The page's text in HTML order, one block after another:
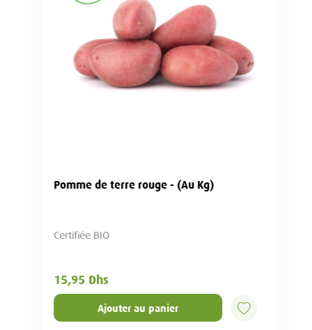
Pomme de terre rouge - (Au Kg)
Certifiée BIO
15,95 Dhs
Ajouter au panier